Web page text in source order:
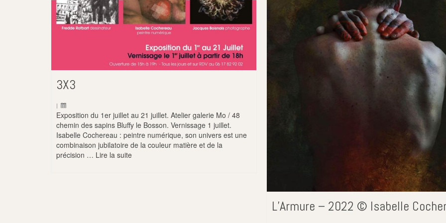
3X3
|
Exposition du 1er juillet au 21 juillet. Atelier galerie Mo / 48
chemin des sapins Bluffy le Bosson. Vernissage 1 juillet.
Isabelle Cochereau : peintre numérique, son univers est une
combinaison jubilatoire de la couleur matière et de la
précision … Lire la suite
L’Armure – 2022 © Isabelle